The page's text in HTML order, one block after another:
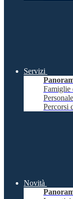
Servizi
Famiglie
Percorsi
Novità